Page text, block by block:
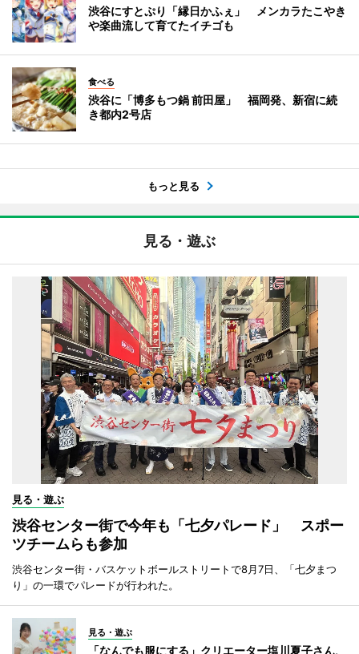
渋谷にすとぷり「縁日かふぇ」 メンカラたこやき
や楽曲流して育てたイチゴも
食べる
渋谷に「博多もつ鍋 前田屋」 福岡発、新宿に続
き都内2号店
もっと見る
見る・遊ぶ
見る・遊ぶ
渋谷センター街で今年も「七夕パレード」 スポー
ツチームらも参加
渋谷センター街・バスケットボールストリートで8月7日、「七夕まつ
り」の一環でパレードが行われた。
見る・遊ぶ
「なんでも服にする」クリエーター塩川夏子さん、